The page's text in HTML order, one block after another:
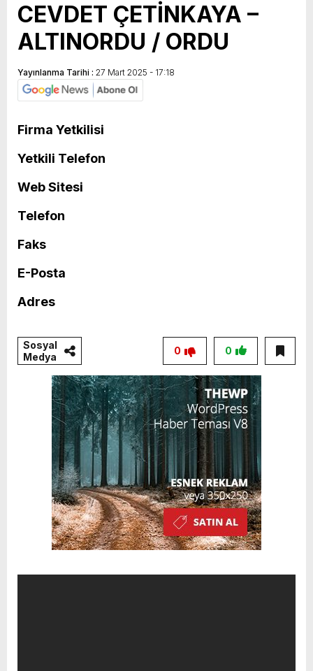
CEVDET ÇETİNKAYA –
ALTINORDU / ORDU
Yayınlanma Tarihi : 27 Mart 2025 - 17:18
Firma Yetkilisi
Yetkili Telefon
Web Sitesi
Telefon
Faks
E-Posta
Adres
Sosyal
Medya
0
0